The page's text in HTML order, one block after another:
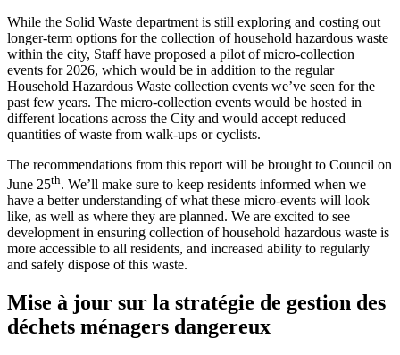
While the Solid Waste department is still exploring and costing out
longer-term options for the collection of household hazardous waste
within the city, Staff have proposed a pilot of micro-collection
events for 2026, which would be in addition to the regular
Household Hazardous Waste collection events we’ve seen for the
past few years. The micro-collection events would be hosted in
different locations across the City and would accept reduced
quantities of waste from walk-ups or cyclists.
The recommendations from this report will be brought to Council on
June 25th. We’ll make sure to keep residents informed when we
have a better understanding of what these micro-events will look
like, as well as where they are planned. We are excited to see
development in ensuring collection of household hazardous waste is
more accessible to all residents, and increased ability to regularly
and safely dispose of this waste.
Mise à jour sur la stratégie de gestion des
déchets ménagers dangereux